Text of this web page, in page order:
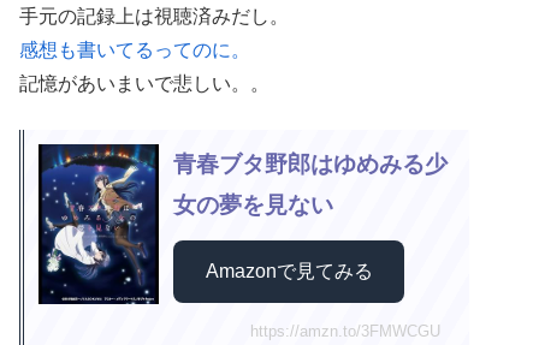
手元の記録上は視聴済みだし。
感想も書いてるってのに。
記憶があいまいで悲しい。。
青春ブタ野郎はゆめみる少
女の夢を見ない
Amazonで見てみる
https://amzn.to/3FMWCGU